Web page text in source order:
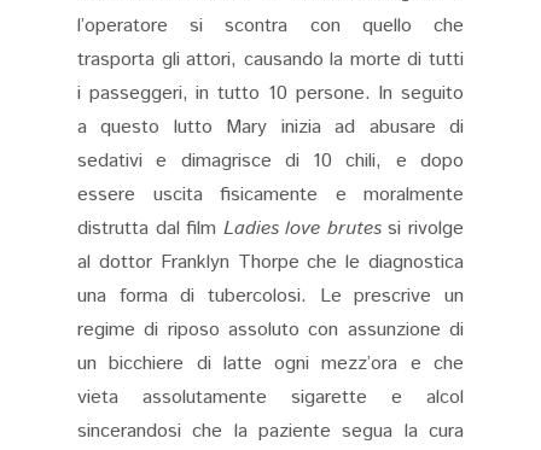
l’operatore si scontra con quello che
trasporta gli attori, causando la morte di tutti
i passeggeri, in tutto 10 persone. In seguito
a questo lutto Mary inizia ad abusare di
sedativi e dimagrisce di 10 chili, e dopo
essere uscita fisicamente e moralmente
distrutta dal film Ladies love brutessi rivolge
al dottor Franklyn Thorpe che le diagnostica
una forma di tubercolosi. Le prescrive un
regime di riposo assoluto con assunzione di
un bicchiere di latte ogni mezz’ora e che
vieta assolutamente sigarette e alcol
sincerandosi che la paziente segua la cura